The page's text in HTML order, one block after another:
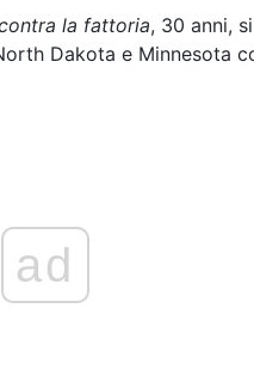
la fattoria, 30 anni,
Dakota e Minnesota
ad